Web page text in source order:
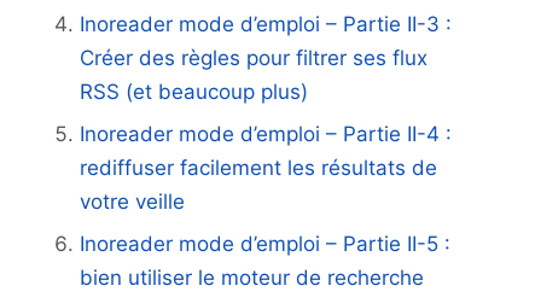
Inoreader mode d’emploi – Partie II-3 :
Créer des règles pour filtrer ses flux
RSS (et beaucoup plus)
Inoreader mode d’emploi – Partie II-4 :
rediffuser facilement les résultats de
votre veille
Inoreader mode d’emploi – Partie II-5 :
bien utiliser le moteur de recherche